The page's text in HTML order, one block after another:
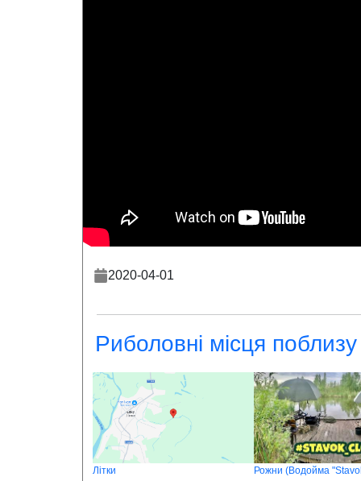
2020-04-01
Риболовні місця поблизу
Літки Рожни (Водойма